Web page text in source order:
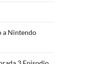
a Nintendo